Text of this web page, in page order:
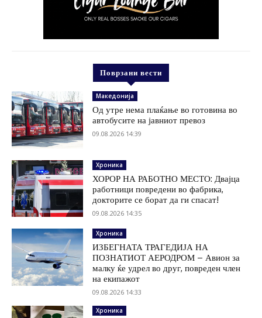
Поврзани вести
Македонија
Од утре нема плаќање во готовина во
автобусите на јавниот превоз
09.08.2026 14:39
Хроника
ХОРОР НА РАБОТНО МЕСТО: Двајца
работници повредени во фабрика,
докторите се борат да ги спасат!
09.08.2026 14:35
Хроника
ИЗБЕГНАТА ТРАГЕДИЈА НА
ПОЗНАТИОТ АЕРОДРОМ – Авион за
малку ќе удрел во друг, повреден член
на екипажот
09.08.2026 14:33
Хроника